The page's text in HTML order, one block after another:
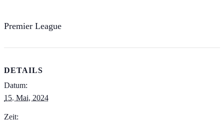
Premier League
DETAILS
Datum:
15. Mai, 2024
Zeit: